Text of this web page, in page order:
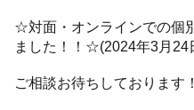
☆対面・オンラインでの個
ました！！☆(2024年3月24
ご相談お待ちしております